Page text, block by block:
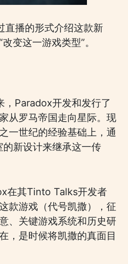
直播的形式介绍这款新
变这一游戏类型”。
，Paradox开发和发行了
从罗马帝国走向星际。现
一世纪的经验基础上，通
新设计来继承这一传
在其Tinto Talks开发者
款游戏（代号凯撒），征
、关键游戏系统和历史研
，是时候将凯撒的真面目